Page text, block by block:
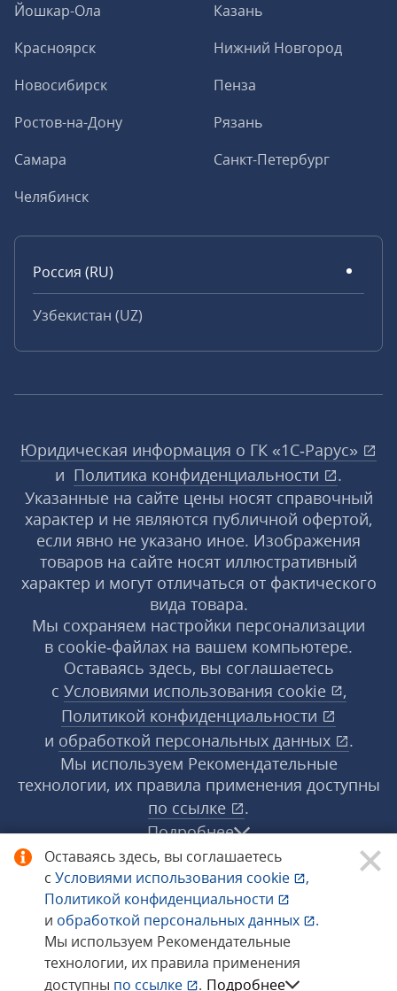
Оставаясь здесь, вы соглашаетесь
с Условиями использования cookie
,
Политикой конфиденциальности
и обработкой персональных данных
.
Мы используем Рекомендательные
технологии, их правила применения
доступны по ссылке . Подробнее
Йошкар-Ола
Казань
Красноярск
Нижний Новгород
Новосибирск
Пенза
Ростов-на-Дону
Рязань
Самара
Санкт-Петербург
Челябинск
Россия (RU)
Узбекистан (UZ)
Юридическая информация о ГК «1С‑Рарус»
и Политика конфиденциальности
.
Указанные на сайте цены носят справочный
характер и не являются публичной офертой,
если явно не указано иное. Изображения
товаров на сайте носят иллюстративный
характер и могут отличаться от фактического
вида товара.
Мы сохраняем настройки персонализации
в cookie‑файлах на вашем компьютере.
Оставаясь здесь, вы соглашаетесь
с Условиями использования cookie
,
Политикой конфиденциальности
и обработкой персональных данных
.
Мы используем Рекомендательные
технологии, их правила применения доступны
по ссылке
.
Подробнее
© 1998−2026 «1С‑Рарус» ®. Все права
защищены.
Сообщить об ошибке